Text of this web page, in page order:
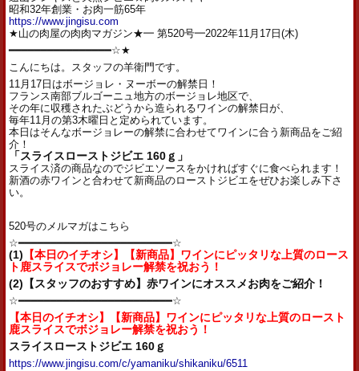
昭和32年創業・お肉一筋65年
https://www.jingisu.com
★山の肉屋の肉肉マガジン★━ 第520号━2022年11月17日(木)
━━━━━━━━━━━━━━━━☆★
こんにちは。スタッフの羊衛門です。
11月17日はボージョレ・ヌーボーの解禁日！
フランス南部ブルゴーニュ地方のボージョレ地区で、
その年に収穫されたぶどうから造られるワインの解禁日が、
毎年11月の第3木曜日と定められています。
本日はそんなボージョレーの解禁に合わせてワインに合う新商品をご紹
介！
「スライスローストジビエ 160ｇ」
スライス済の商品なのでジビエソースをかければすぐに食べられます！
新酒の赤ワインと合わせて新商品のローストジビエをぜひお楽しみ下さ
い。
520号のメルマガはこちら
☆━━━━━━━━━━━━━━━━━━━━━━━━☆
(1) 【本日のイチオシ】【新商品】ワインにピッタリな上質のロース
ト鹿スライスでボジョレー解禁を祝おう！
(2)【スタッフのおすすめ】赤ワインにオススメお肉をご紹介！
☆━━━━━━━━━━━━━━━━━━━━━━━━☆
【本日のイチオシ】【新商品】ワインにピッタリな上質のロースト
鹿スライスでボジョレー解禁を祝おう！
スライスローストジビエ 160ｇ
https://www.jingisu.com/c/yamaniku/shikaniku/6511